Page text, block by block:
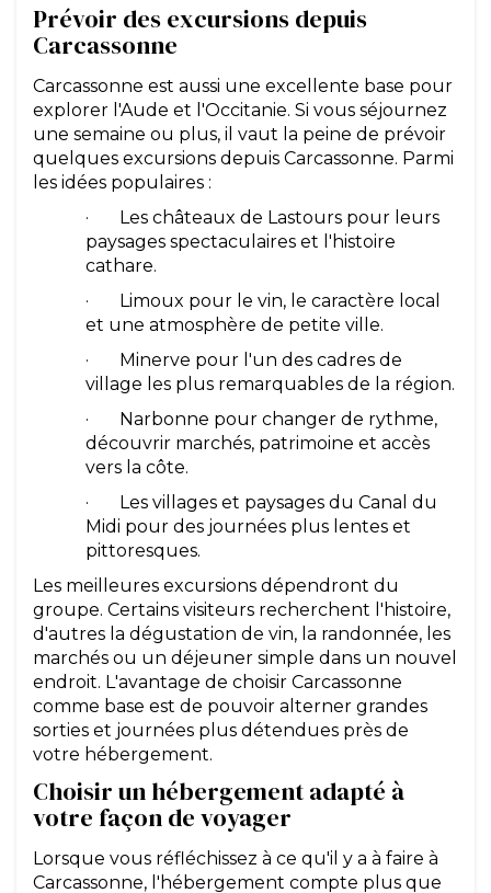
Prévoir des excursions depuis
Carcassonne
Carcassonne est aussi une excellente base pour
explorer l'Aude et l'Occitanie. Si vous séjournez
une semaine ou plus, il vaut la peine de prévoir
quelques excursions depuis Carcassonne. Parmi
les idées populaires :
· Les châteaux de Lastours pour leurs
paysages spectaculaires et l'histoire
cathare.
· Limoux pour le vin, le caractère local
et une atmosphère de petite ville.
· Minerve pour l'un des cadres de
village les plus remarquables de la région.
· Narbonne pour changer de rythme,
découvrir marchés, patrimoine et accès
vers la côte.
· Les villages et paysages du Canal du
Midi pour des journées plus lentes et
pittoresques.
Les meilleures excursions dépendront du
groupe. Certains visiteurs recherchent l'histoire,
d'autres la dégustation de vin, la randonnée, les
marchés ou un déjeuner simple dans un nouvel
endroit. L'avantage de choisir Carcassonne
comme base est de pouvoir alterner grandes
sorties et journées plus détendues près de
votre hébergement.
Choisir un hébergement adapté à
votre façon de voyager
Lorsque vous réfléchissez à ce qu'il y a à faire à
Carcassonne, l'hébergement compte plus que